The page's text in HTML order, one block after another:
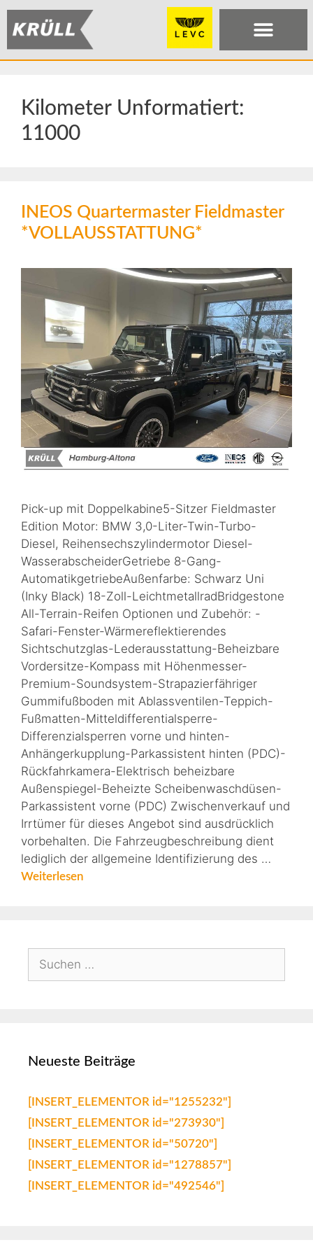
Kilometer Unformatiert:
11000
INEOS Quartermaster Fieldmaster
*VOLLAUSSTATTUNG*
Pick-up mit Doppelkabine5-Sitzer Fieldmaster
Edition Motor: BMW 3,0-Liter-Twin-Turbo-
Diesel, Reihensechszylindermotor Diesel-
WasserabscheiderGetriebe 8-Gang-
AutomatikgetriebeAußenfarbe: Schwarz Uni
(Inky Black) 18-Zoll-LeichtmetallradBridgestone
All-Terrain-Reifen Optionen und Zubehör: -
Safari-Fenster-Wärmereflektierendes
Sichtschutzglas-Lederausstattung-Beheizbare
Vordersitze-Kompass mit Höhenmesser-
Premium-Soundsystem-Strapazierfähriger
Gummifußboden mit Ablassventilen-Teppich-
Fußmatten-Mitteldifferentialsperre-
Differenzialsperren vorne und hinten-
Anhängerkupplung-Parkassistent hinten (PDC)-
Rückfahrkamera-Elektrisch beheizbare
Außenspiegel-Beheizte Scheibenwaschdüsen-
Parkassistent vorne (PDC) Zwischenverkauf und
Irrtümer für dieses Angebot sind ausdrücklich
vorbehalten. Die Fahrzeugbeschreibung dient
lediglich der allgemeine Identifizierung des …
Weiterlesen
Neueste Beiträge
[INSERT_ELEMENTOR id="1255232"]
[INSERT_ELEMENTOR id="273930"]
[INSERT_ELEMENTOR id="50720"]
[INSERT_ELEMENTOR id="1278857"]
[INSERT_ELEMENTOR id="492546"]